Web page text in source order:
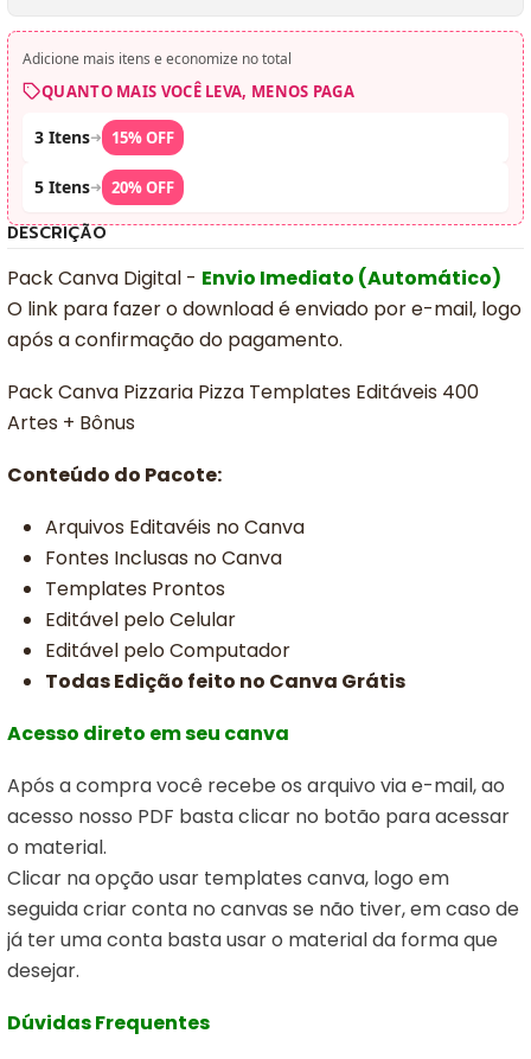
Adicione mais itens e economize no total
QUANTO MAIS VOCÊ LEVA, MENOS PAGA
3 Itens➜ 15% OFF
5 Itens➜ 20% OFF
DESCRIÇÃO
Pack Canva Digital - Envio Imediato (Automático)
O link para fazer o download é enviado por e-mail, logo
após a confirmação do pagamento.
Pack Canva Pizzaria Pizza Templates Editáveis 400
Artes + Bônus
Conteúdo do Pacote:
Arquivos Editavéis no Canva
Fontes Inclusas no Canva
Templates Prontos
Editável pelo Celular
Editável pelo Computador
Todas Edição feito no Canva Grátis
Acesso direto em seu canva
Após a compra você recebe os arquivo via e-mail, ao
acesso nosso PDF basta clicar no botão para acessar
o material.
Clicar na opção usar templates canva, logo em
seguida criar conta no canvas se não tiver, em caso de
já ter uma conta basta usar o material da forma que
desejar.
Dúvidas Frequentes